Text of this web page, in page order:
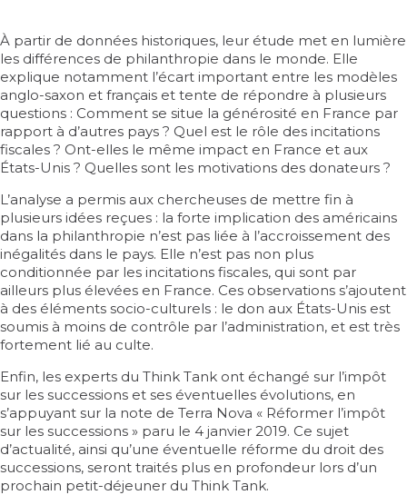
À partir de données historiques, leur étude met en lumière
les différences de philanthropie dans le monde. Elle
explique notamment l’écart important entre les modèles
anglo-saxon et français et tente de répondre à plusieurs
questions : Comment se situe la générosité en France par
rapport à d’autres pays ? Quel est le rôle des incitations
fiscales ? Ont-elles le même impact en France et aux
États-Unis ? Quelles sont les motivations des donateurs ?
L’analyse a permis aux chercheuses de mettre fin à
plusieurs idées reçues : la forte implication des américains
dans la philanthropie n’est pas liée à l’accroissement des
inégalités dans le pays. Elle n’est pas non plus
conditionnée par les incitations fiscales, qui sont par
ailleurs plus élevées en France. Ces observations s’ajoutent
à des éléments socio-culturels : le don aux États-Unis est
soumis à moins de contrôle par l’administration, et est très
fortement lié au culte.
Enfin, les experts du Think Tank ont échangé sur l’impôt
sur les successions et ses éventuelles évolutions, en
s’appuyant sur la note de Terra Nova « Réformer l’impôt
sur les successions » paru le 4 janvier 2019. Ce sujet
d’actualité, ainsi qu’une éventuelle réforme du droit des
successions, seront traités plus en profondeur lors d’un
prochain petit-déjeuner du Think Tank.